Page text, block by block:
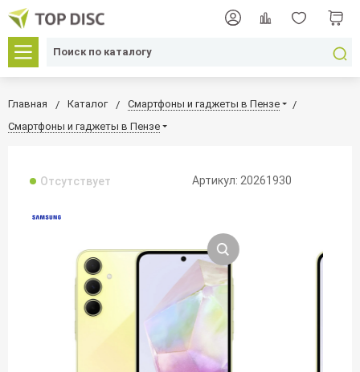
Главная Каталог
Смартфоны и гаджеты в Пензе
Смартфоны и гаджеты в Пензе
Отсутствует Артикул: 20261930